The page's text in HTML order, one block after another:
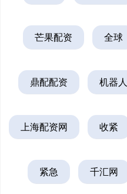
芒果配资 全球
鼎配配资 机器人
上海配资网 收紧
紧急 千汇网